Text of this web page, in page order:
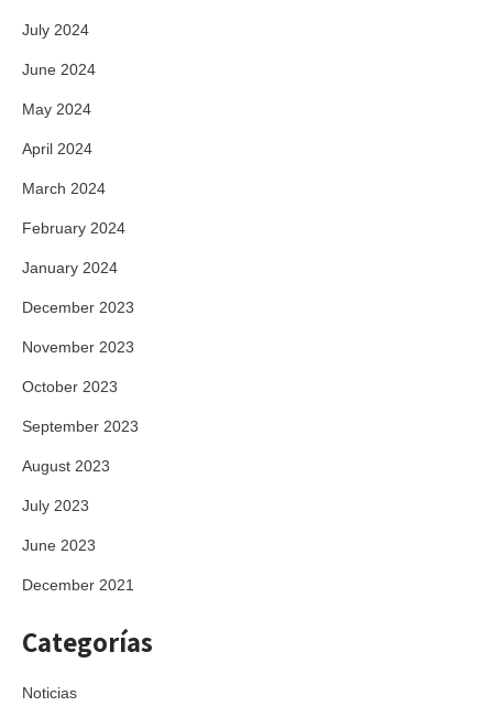
July 2024
June 2024
May 2024
April 2024
March 2024
February 2024
January 2024
December 2023
November 2023
October 2023
September 2023
August 2023
July 2023
June 2023
December 2021
Categorías
Noticias